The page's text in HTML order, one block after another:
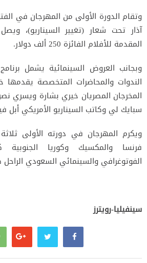
آذار تحت شعار (تغيير السيناريو)،
المقدمة للأفلام الفائزة 250 ألف دولار.
وبجانب العروض السينمائية يشمل
الندوات والمحاضرات المتخصصة يقدمها
المخرجان المصريان خيري بشارة ويسري
سبايك لي وكاتب السيناريو الأمريكي أبل
ويكرم المهرجان في دورته الأولى
فرنسا والمكسيك وكوريا
الفوتوغرافي والسينمائي السعودي
سينفيليا-رويترز